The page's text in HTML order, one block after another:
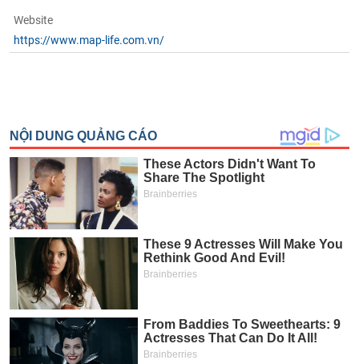
Website
https://www.map-life.com.vn/
(-)
Dịch
vụ
Đào
tạo
Sách
tài
chính